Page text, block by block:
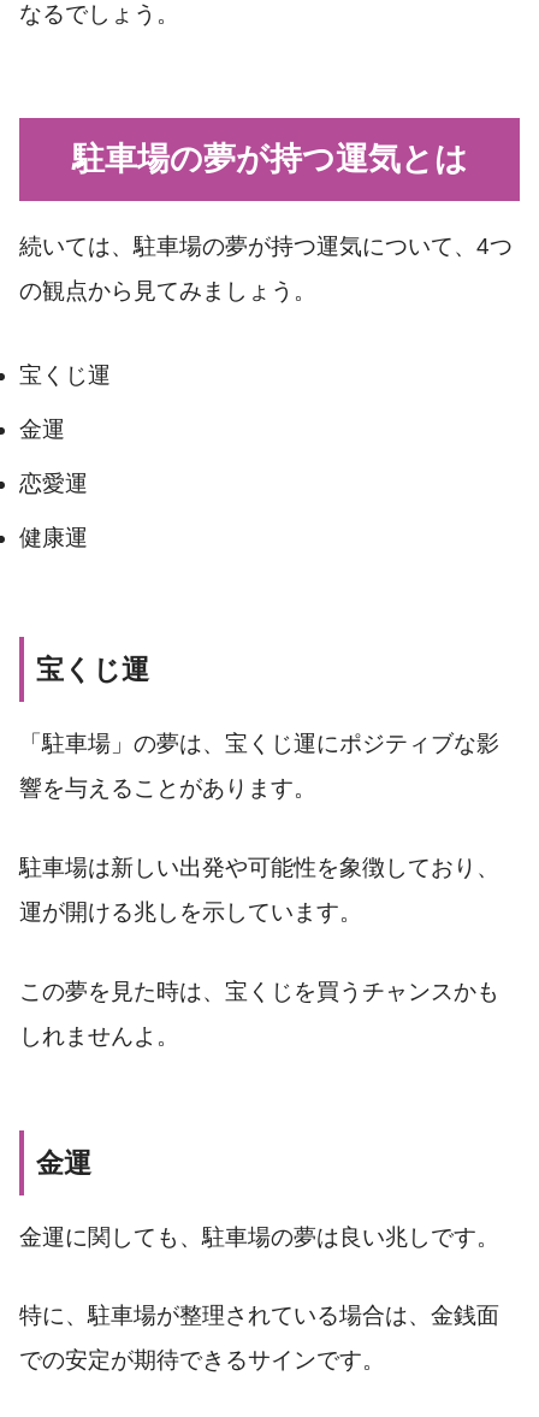
なるでしょう。
駐車場の夢が持つ運気とは
続いては、駐車場の夢が持つ運気について、4つ
の観点から見てみましょう。
宝くじ運
金運
恋愛運
健康運
宝くじ運
「駐車場」の夢は、宝くじ運にポジティブな影
響を与えることがあります。
駐車場は新しい出発や可能性を象徴しており、
運が開ける兆しを示しています。
この夢を見た時は、宝くじを買うチャンスかも
しれませんよ。
金運
金運に関しても、駐車場の夢は良い兆しです。
特に、駐車場が整理されている場合は、金銭面
での安定が期待できるサインです。